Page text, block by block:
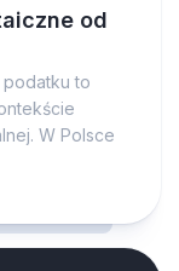
od
to
W Polsce